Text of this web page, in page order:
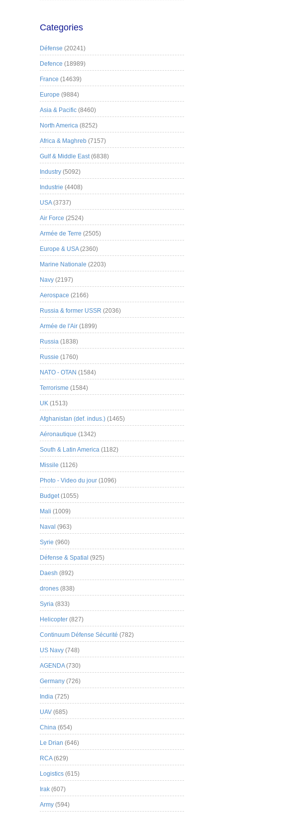
Categories
Défense (20241)
Defence (18989)
France (14639)
Europe (9884)
Asia & Pacific (8460)
North America (8252)
Africa & Maghreb (7157)
Gulf & Middle East(6838)
Industry (5092)
Industrie (4408)
USA(3737)
Air Force (2524)
Armée de Terre (2505)
Europe & USA(2360)
Marine Nationale (2203)
Navy (2197)
Aerospace (2166)
Russia & former USSR (2036)
Armée de l'Air (1899)
Russia (1838)
Russie (1760)
NATO - OTAN (1584)
Terrorisme (1584)
UK (1513)
Afghanistan (def. indus.) (1465)
Aéronautique (1342)
South & Latin America (1182)
Missile (1126)
Photo - Video du jour (1096)
Budget(1055)
Mali (1009)
Naval (963)
Syrie (960)
Défense & Spatial (925)
Daesh (892)
drones (838)
Syria (833)
Helicopter (827)
Continuum Défense Sécurité (782)
US Navy (748)
AGENDA(730)
Germany (726)
India (725)
UAV (685)
China (654)
Le Drian (646)
RCA(629)
Logistics (615)
Irak (607)
Army (594)